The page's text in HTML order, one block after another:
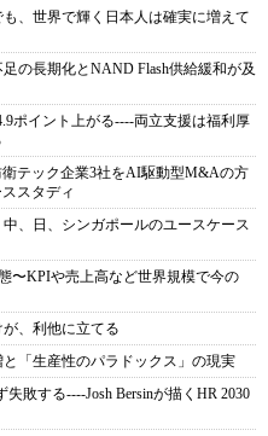
、世界で輝く日本人は確実に増えて
の長期化とNAND Flash供給緩和が及
ポイント上がる----両立支援は福利厚
テック企業3社をAI駆動型M&Aの方
スタディ
、日、シンガポールのユースケース
〜KPIや売上高など世界規模で今の
、利他に立てる
「生産性のパラドックス」の現実
敗する----Josh Bersinが描くHR 2030